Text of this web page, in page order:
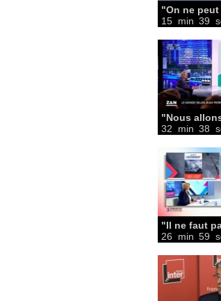
"On ne peut
15 min 39
"Nous
32 min 38
"Il ne faut
26 min 59